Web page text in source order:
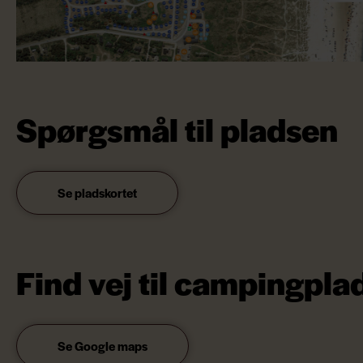
Spørgsmål til pladsen
Se pladskortet
Find vej til
Se Google maps